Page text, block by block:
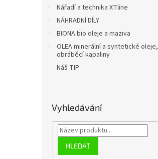
Nářadí a technika XTline
NÁHRADNÍ DÍLY
BIONA bio oleje a maziva
OLEA minerální a syntetické oleje,
obráběcí kapaliny
Náš TIP
Vyhledávání
HLEDAT